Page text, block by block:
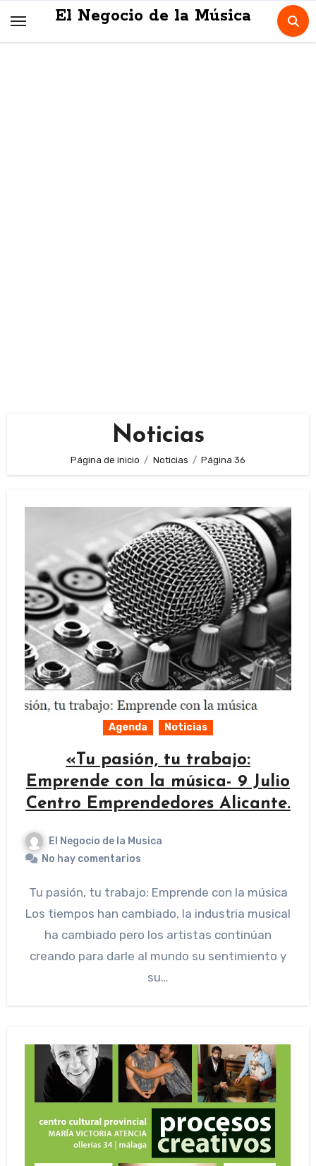
El Negocio de la Música
Noticias
Página de inicio Noticias Página 36
Agenda Noticias
«Tu pasión, tu trabajo:
Emprende con la música- 9 Julio
Centro Emprendedores Alicante.
El Negocio de la Musica
No hay comentarios
Tu pasión, tu trabajo: Emprende con la música
Los tiempos han cambiado, la industria musical
ha cambiado pero los artistas continúan
creando para darle al mundo su sentimiento y
su…